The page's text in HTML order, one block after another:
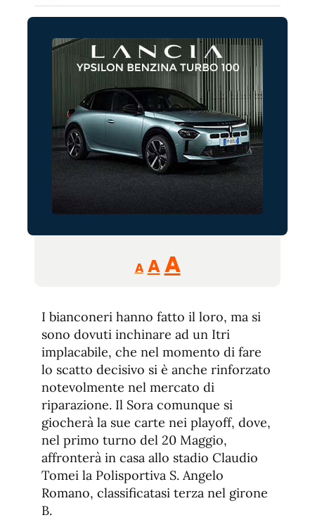
A
Reducir
tamaño
A Restablecer
de
fuente
AAumentar
de
fuente.
I bianconeri hanno fatto il loro, ma si
sono dovuti inchinare ad un Itri
implacabile, che nel momento di fare
lo scatto decisivo si è anche rinforzato
notevolmente nel mercato di
riparazione. Il Sora comunque si
giocherà la sue carte nei playoff, dove,
nel primo turno del 20 Maggio,
affronterà in casa allo stadio Claudio
Tomei la Polisportiva S. Angelo
Romano, classificatasi terza nel girone
B.